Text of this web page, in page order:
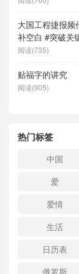
大国工程捷报
补空白 #突破关
阅读(735)
贴福字的讲究
阅读(905)
热门标签
中国
爱
爱情
生活
日历表
俄罗斯